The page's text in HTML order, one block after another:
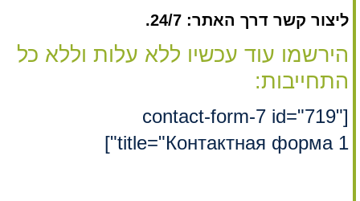
ליצור קשר דרך האתר: 24/7.
הירשמו עוד עכשיו ללא עלות וללא כל
התחייבות:
[contact-form-7 id="719"
title="Контактная форма 1"]